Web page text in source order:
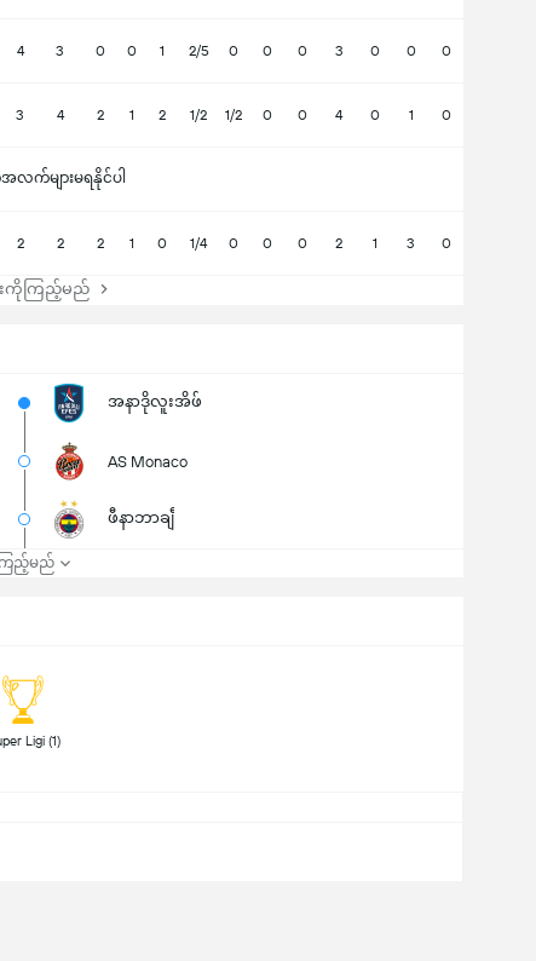
4 3 0 0 1 2/5 0 0 0 3 0 0 0
3 4 2 1 2 1/2 1/2 0 0 4 0 1 0
လက်များမရနိုင်ပါ
2 2 2 1 0 1/4 0 0 0 2 1 3 0
ကိုကြည့်မည်
အနာဒိုလူးအိဖ်
AS Monaco
ဖီနာဘာချီ
ြည့်မည်
Super Ligi (1)